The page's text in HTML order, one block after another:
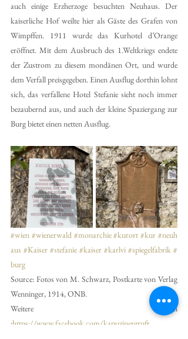
auch einige Erzherzoge besuchten Neuhaus. Der
kaiserliche Hof weilte hier als Gäste des Grafen von
Wimpffen. 1911 wurde das Kurhotel d’Orange
eröffnet. Mit dem Ausbruch des 1.Weltkriegs endete
der Zustrom zu diesem mondänen Ort, und wurde
dem Verfall preisgegeben. Einen Ausflug dorthin lohnt
sich, das verfallene Hotel Stefanie sieht noch immer
bezaubernd aus, und auch der kleine Spaziergang zur
Burg bietet einen netten Ausflug.
#wien #wienerwald #monarchie #kurort #kur #neuh
aus #Kaiser #stefanie #kaiser #karlvi #spiegelfabrik #
burg
Source: Fotos von M. Schwarz, Postkarte von Verlag
Wenninger, 1914, ONB.
Weitere Quellen
:https://www.facebook.com/kapuzinergruft